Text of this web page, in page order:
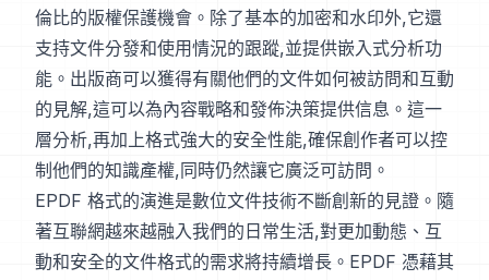
倫比的版權保護機會。除了基本的加密和水印外,它還
支持文件分發和使用情況的跟蹤,並提供嵌入式分析功
能。出版商可以獲得有關他們的文件如何被訪問和互動
的見解,這可以為內容戰略和發佈決策提供信息。這一
層分析,再加上格式強大的安全性能,確保創作者可以控
制他們的知識產權,同時仍然讓它廣泛可訪問。
EPDF 格式的演進是數位文件技術不斷創新的見證。隨
著互聯網越來越融入我們的日常生活,對更加動態、互
動和安全的文件格式的需求將持續增長。EPDF 憑藉其